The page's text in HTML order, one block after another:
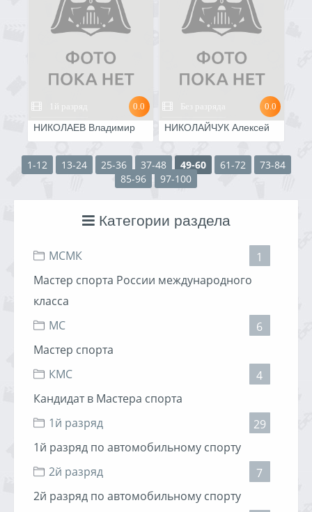
Категории раздела
МСМК
1
Мастер спорта России международного
класса
МС
6
Мастер спорта
КМС
4
Кандидат в Мастера спорта
1й разряд
29
1й разряд по автомобильному спорту
2й разряд
7
2й разряд по автомобильному спорту
1й разряд 0.0
НИКОЛАЕВ Владимир
Без разряда 0.0
НИКОЛАЙЧУК Алексей
1-12 13-24 25-36 37-48 49-60 61-72
73-84
85-96
97-100